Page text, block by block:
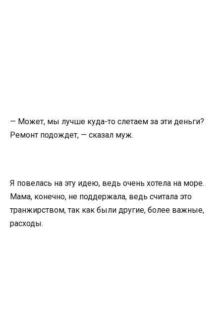
— Может, мы лучше куда-то слетаем за эти деньги?
Ремонт подождет, — сказал муж.
Я повелась на эту идею, ведь очень хотела на море.
Мама, конечно, не поддержала, ведь считала это
транжирством, так как были другие, более важные,
расходы.